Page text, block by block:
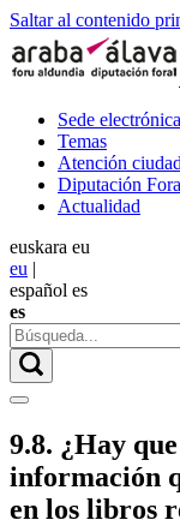
Saltar al contenido
Sede electrónica
Temas
Atención
Diputación
Actualidad
euskara eu
eu |
español es
es
9.8. ¿Hay
información
en los libros